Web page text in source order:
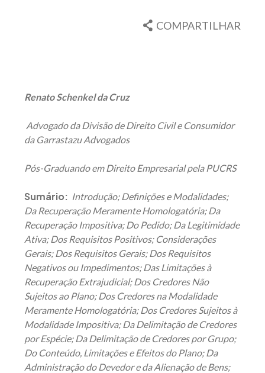
COMPARTILHAR
Renato Schenkel da Cruz
Advogado da Divisão de Direito Civil e Consumidor
da Garrastazu Advogados
Pós-Graduando em Direito Empresarial pela PUCRS
Sumário: Introdução; Definições e Modalidades;
Da Recuperação Meramente Homologatória; Da
Recuperação Impositiva; Do Pedido; Da Legitimidade
Ativa; Dos Requisitos Positivos; Considerações
Gerais; Dos Requisitos Gerais; Dos Requisitos
Negativos ou Impedimentos; Das Limitações à
Recuperação Extrajudicial; Dos Credores Não
Sujeitos ao Plano; Dos Credores na Modalidade
Meramente Homologatória; Dos Credores Sujeitos à
Modalidade Impositiva; Da Delimitação de Credores
por Espécie; Da Delimitação de Credores por Grupo;
Do Conteúdo, Limitações e Efeitos do Plano; Da
Administração do Devedor e da Alienação de Bens;